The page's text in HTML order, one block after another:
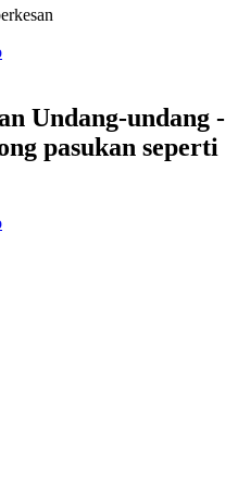
Undang-undang -
pasukan seperti